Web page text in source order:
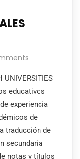
UNIVERSITIES
educativos
experiencia
de
traducción de
secundaria
notas y títulos